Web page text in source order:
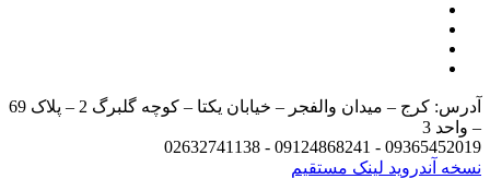
آدرس: کرج – میدان والفجر – خیابان یکتا – کوچه گلبرگ 2 – پلاک 69
3
09365452019 - 09124868241 -
آندرویدلینک مستقیم